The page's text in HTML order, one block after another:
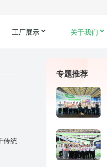
工厂展示 关于我们
传统
专题推荐